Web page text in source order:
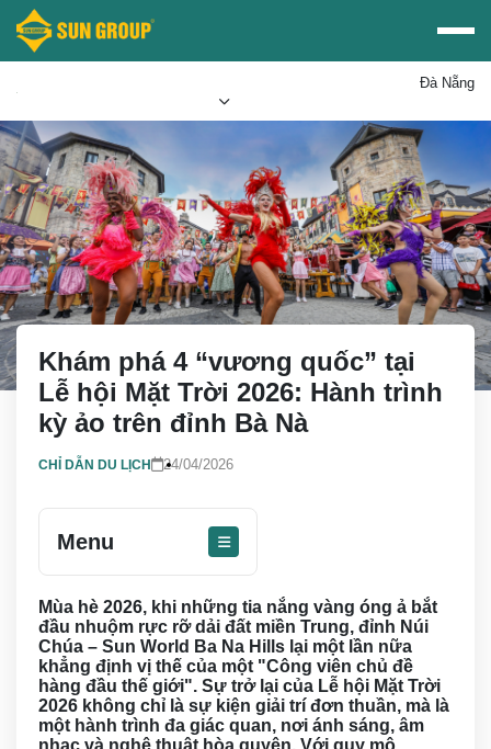
Đà Nẵng
Mua vé Sun PhuQuoc
Airways
Ưu đãi Sun World
Khám phá 4 “vương quốc” tại
Lễ hội Mặt Trời 2026: Hành trình
kỳ ảo trên đỉnh Bà Nà
CHỈ DẪN DU LỊCH 24/04/2026
Menu
Mùa hè 2026, khi những tia nắng vàng óng ả bắt
đầu nhuộm rực rỡ dải đất miền Trung, đỉnh Núi
Chúa – Sun World Ba Na Hills lại một lần nữa
khẳng định vị thế của một "Công viên chủ đề
hàng đầu thế giới". Sự trở lại của Lễ hội Mặt Trời
2026 không chỉ là sự kiện giải trí đơn thuần, mà là
một hành trình đa giác quan, nơi ánh sáng, âm
nhạc và nghệ thuật hòa quyện. Với quy mô